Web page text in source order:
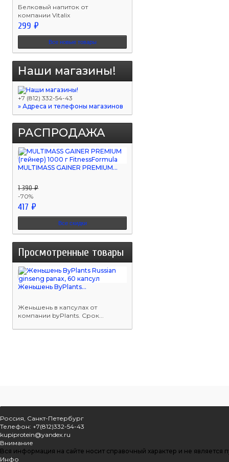
Белковый напиток от
компании Vitalix
299 ₽
Все новые товары
Наши магазины!
+7 (812) 332-54-43
» Адреса и телефоны магазинов
РАСПРОДАЖА
MULTIMASS GAINER PREMIUM...
1 390 ₽
-70%
417 ₽
Все скидки
Просмотренные товары
Женьшень ByPlants...
Женьшень в капсулах от
компании byPlants. Срок...
Россия, Санкт-Петербург
Телефон: +7(812)332-54-43
kupiprotein@yandex.ru
Внимание
Вся информация на сайте носит справочный характер и не
Инфо